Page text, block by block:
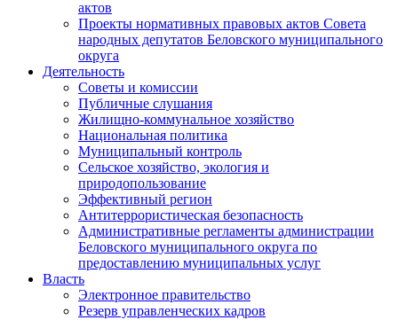
актов
Проекты нормативных правовых актов Совета
народных депутатов Беловского муниципального
округа
Деятельность
Советы и комиссии
Публичные слушания
Жилищно-коммунальное хозяйство
Национальная политика
Муниципальный контроль
Сельское хозяйство, экология и
природопользование
Эффективный регион
Антитеррористическая безопасность
Административные регламенты администрации
Беловского муниципального округа по
предоставлению муниципальных услуг
Власть
Электронное правительство
Резерв управленческих кадров